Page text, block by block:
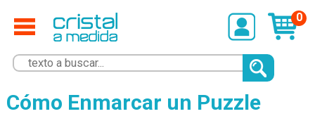
0
Cómo Enmarcar un Puzzle